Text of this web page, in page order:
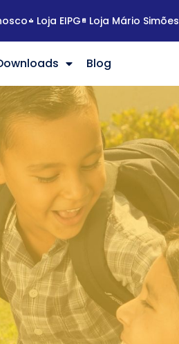
Loja EIPG Loja Mário Simões
Blog